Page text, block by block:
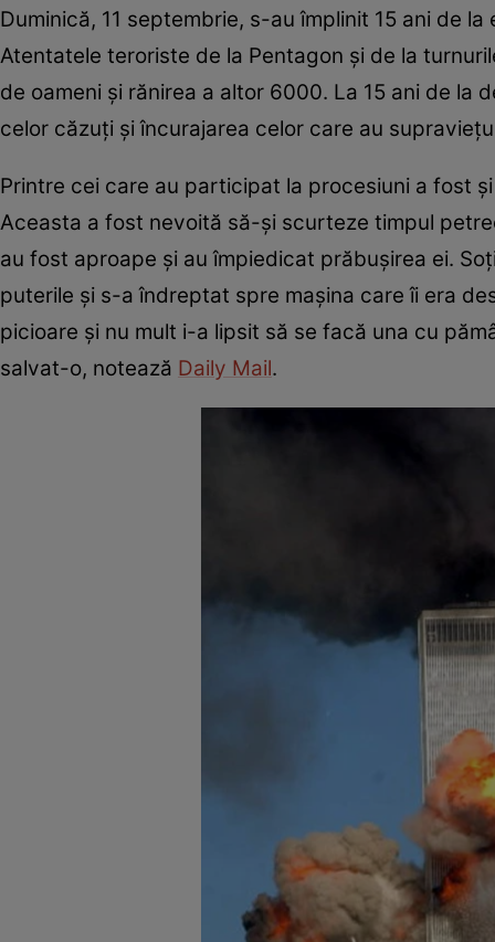
Duminică, 11 septembrie, s-au împlinit 15 ani de
Atentatele teroriste de la Pentagon și de la
de oameni și rănirea a altor 6000. La 15 ani de la
celor căzuți și încurajarea celor care au
Printre cei care au participat la procesiuni a fost
Aceasta a fost nevoită să-și scurteze timpul
au fost aproape și au împiedicat prăbușirea ei.
puterile și s-a îndreptat spre mașina care îi era
picioare și nu mult i-a lipsit să se facă una cu
salvat-o, notează Daily Mail.